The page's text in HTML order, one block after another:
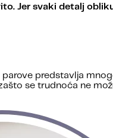
Jer svaki detalj
predstavlja
se trudnoća ne